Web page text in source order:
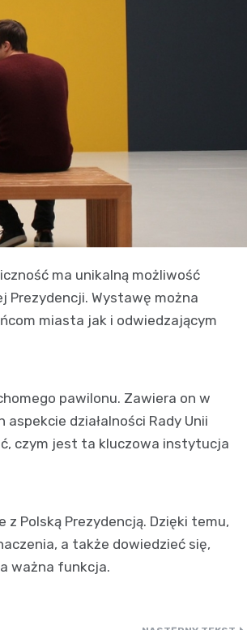
ma unikalną możliwość
Prezydencji. Wystawę można
miasta jak i odwiedzającym
pawilonu. Zawiera on w
działalności Rady Unii
czym jest ta kluczowa instytucja
Polską Prezydencją. Dzięki temu,
a także dowiedzieć się,
ważna funkcja.